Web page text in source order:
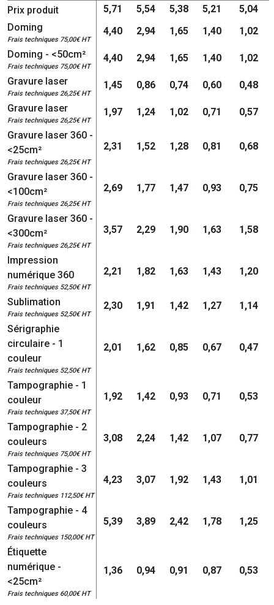
Prix produit 5,71 5,54 5,38 5,21
5,04
Doming
Frais techniques 75,00€ HT
4,40 2,94 1,65 1,40
1,02
Doming - <50cm²
Frais techniques 75,00€ HT
4,40 2,94 1,65 1,40
1,02
Gravure laser
Frais techniques 26,25€ HT
1,45 0,86 0,74 0,60
0,48
Gravure laser
Frais techniques 26,25€ HT
1,97 1,24 1,02 0,71
0,57
Gravure laser 360 -
<25cm²
Frais techniques 26,25€ HT
2,31 1,52 1,28 0,81 0,68
Gravure laser 360 -
<100cm²
Frais techniques 26,25€ HT
2,69 1,77 1,47 0,93 0,75
Gravure laser 360 -
<300cm²
Frais techniques 26,25€ HT
3,57 2,29 1,90 1,63 1,58
Impression
numérique 360
Frais techniques 52,50€ HT
2,21 1,82 1,63 1,43 1,20
Sublimation
Frais techniques 52,50€ HT
2,30 1,91 1,42 1,27
1,14
Sérigraphie
circulaire - 1
couleur
Frais techniques 52,50€ HT
2,01 1,62 0,85 0,67 0,47
Tampographie - 1
couleur
Frais techniques 37,50€ HT
1,92 1,42 0,93 0,71 0,53
Tampographie - 2
couleurs
Frais techniques 75,00€ HT
3,08 2,24 1,42 1,07 0,77
Tampographie - 3
couleurs
Frais techniques 112,50€ HT
4,23 3,07 1,92 1,43 1,01
Tampographie - 4
couleurs
Frais techniques 150,00€ HT
5,39 3,89 2,42 1,78 1,25
Étiquette
numérique -
<25cm²
Frais techniques 60,00€ HT
1,36 0,94 0,91 0,87 0,53